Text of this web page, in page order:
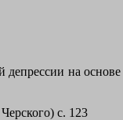
на
с. 123